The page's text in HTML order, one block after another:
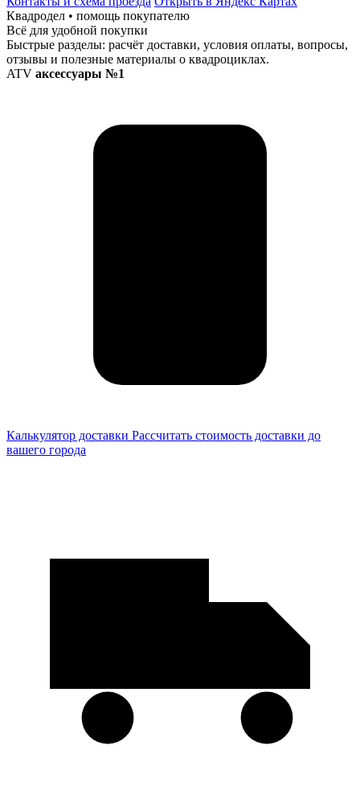
Квадродел • помощь покупателю
Всё для удобной покупки
Быстрые разделы: расчёт доставки, условия оплаты, вопросы,
отзывы и полезные материалы о квадроциклах.
ATV аксессуары №1
Калькулятор доставки Рассчитать стоимость доставки до
вашего города